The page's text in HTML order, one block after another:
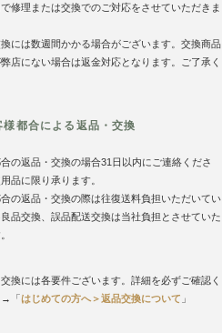
修理または交換でのご対応をさせていただきま
には数週間かかる場合がございます。交換商品
店にない場合は返金対応となります。ご了承く
様都合による返品・交換
の返品・交換の場合31日以内にご連絡くださ
品に限り承ります。
の返品・交換の際は往復送料負担いただいてい
良品交換、誤品配送交換は当社負担とさせていた
換には各要件ございます。詳細を必ずご確認く
→「はじめての方へ＞返品交換について 」